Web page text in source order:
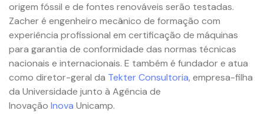
origem fóssil e de fontes renováveis serão testadas.
Zacher é engenheiro mecânico de formação com
experiência profissional em certificação de máquinas
para garantia de conformidade das normas técnicas
nacionais e internacionais. E também é fundador e atua
como diretor-geral da Tekter Consultoria, empresa-filha
da Universidade junto à Agência de
Inovação Inova Unicamp.